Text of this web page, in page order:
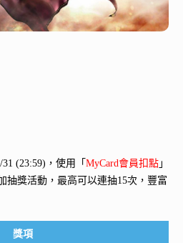
31 (23:59)，使用「 MyCard會員扣點 」
抽獎活動，最高可以連抽15次，豐富
獎項